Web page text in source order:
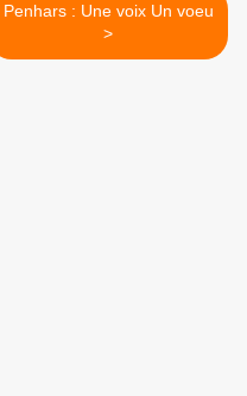
Penhars : Une voix Un voeu
>